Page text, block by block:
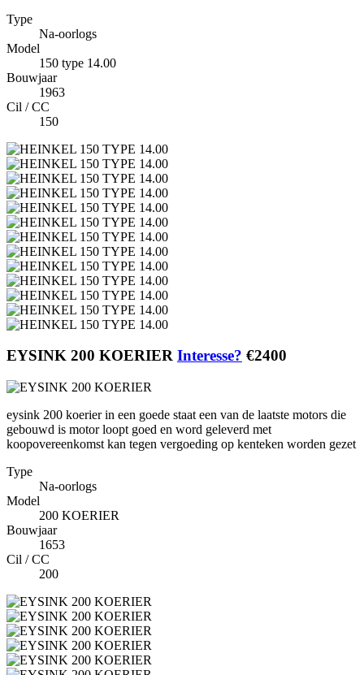
Type
Na-oorlogs
Model
150 type 14.00
Bouwjaar
1963
Cil / CC
150
EYSINK 200 KOERIER Interesse? €2400
eysink 200 koerier in een goede staat een van de laatste motors die
gebouwd is motor loopt goed en word geleverd met
koopovereenkomst kan tegen vergoeding op kenteken worden gezet
Type
Na-oorlogs
Model
200 KOERIER
Bouwjaar
1653
Cil / CC
200